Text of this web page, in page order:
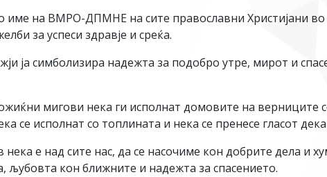
име на ВМРО-ДПМНЕ на сите православни Христијани
за успеси здравје и среќа.
ја симболизира надежта за подобро утре, мирот и
мигови нека ги исполнат домовите на верниците
се исполнат со топлината и нека се пренесе гласот
нека е над сите нас, да се насочиме кон добрите дела и
љубовта кон ближните и надежта за спасението.